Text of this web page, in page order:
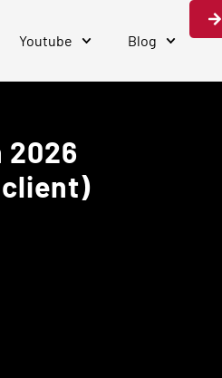
Youtube Blog
2026
client)